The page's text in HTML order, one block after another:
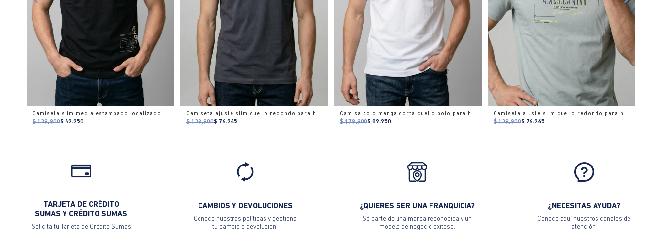
Camiseta slim media estampado localizado
$ 139.900$ 69.950
Camiseta ajuste slim cuello redondo para hombre
$ 139.900$ 76.945
Camisa polo manga corta cuello polo para hombre
$ 179.900$ 89.950
Camiseta ajuste slim cuello redondo para hombre
$ 139.900$ 76.945
TARJETA DE CRÉDITO
SUMAS Y CRÉDITO SUMAS
Solicita tu Tarjeta de Crédito Sumas
CAMBIOS Y DEVOLUCIONES
Conoce nuestras políticas y gestiona
tu cambio o devolución.
¿QUIERES SER UNA FRANQUICIA?
Sé parte de una marca reconocida y un
modelo de negocio exitoso.
¿NECESITAS AYUDA?
Conoce aquí nuestros canales de
atención.